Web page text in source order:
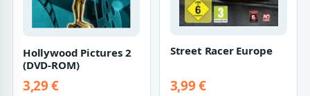
Hollywood Pictures 2
(DVD-ROM)
3,29 €
Street Racer Europe
3,99 €